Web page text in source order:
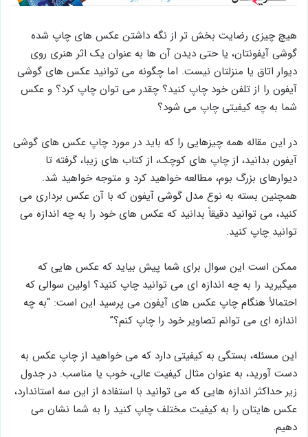
هیچ چیزی رضایت بخش تر از نگه داشتن عکس های چاپ شده
گوشی آیفونتان، یا حتی دیدن آن ها به عنوان یک اثر هنری روی
دیوار اتاق یا منزلتان نیست. اما چگونه می توانید عکس های گوشی
آیفون را از تلفن خود چاپ کنید؟ چقدر می توان چاپ کرد؟ و عکس
شما به چه کیفیتی چاپ می شود؟
در این مقاله همه چیزهایی را که باید در مورد چاپ عکس های گوشی
آیفون بدانید، از چاپ های کوچک، از کتاب های زیبا، گرفته تا
دیوارهای بزرگ بوم، مطالعه خواهید کرد و متوجه خواهید شد.
همچنین بسته به نوع مدل گوشی آیفون که با آن عکس برداری می
کنید، می توانید دقیقاً بدانید که عکس های خود را به چه اندازه می
توانید چاپ کنید.
ممکن است این سوال برای شما پیش بیاید که عکس هایی که
میگیرید را به چه اندازه ای می توانید چاپ کنید؟ اولین سوالی که
احتمالاً هنگام چاپ عکس های آیفون می پرسید این است: “به چه
اندازه ای می توانم تصاویر خود را چاپ کنم؟”
این مسئله، بستگی به کیفیتی دارد که می خواهید از چاپ عکس به
دست آورید، به عنوان مثال کیفیت عالی، خوب یا مناسب. در جدول
زیر حداکثر اندازه هایی که می توانید با استفاده از این سه استاندارد،
عکس هایتان را به کیفیت مختلف چاپ کنید را به شما نشان می
دهیم.